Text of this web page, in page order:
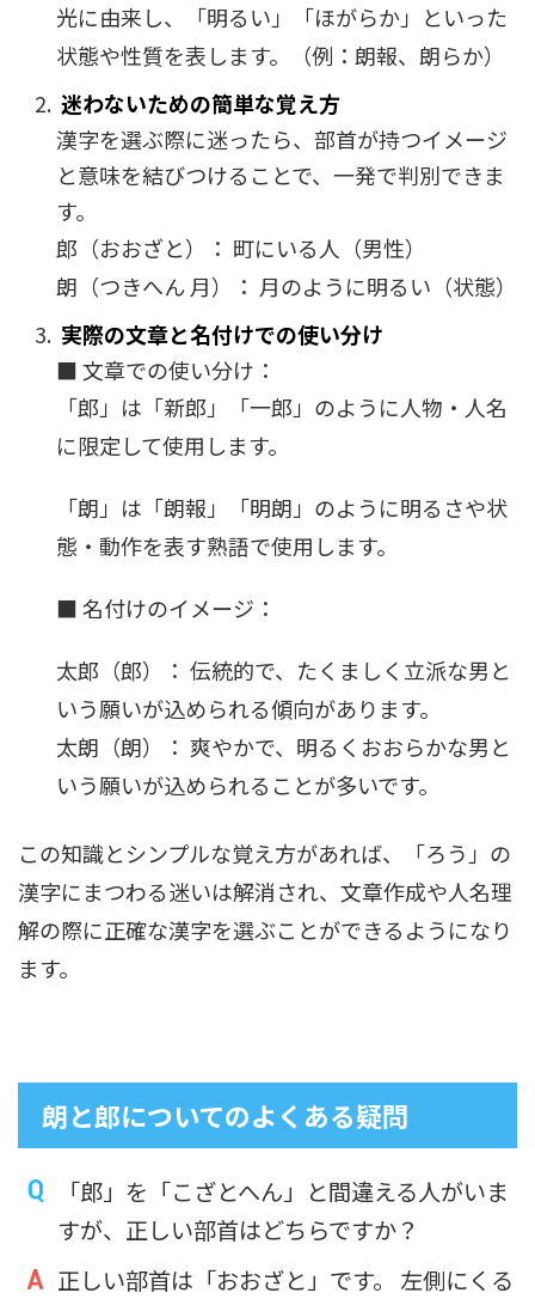
光に由来し、「明るい」「ほがらか」といった
状態や性質を表します。（例：朗報、朗らか）
迷わないための簡単な覚え方
漢字を選ぶ際に迷ったら、部首が持つイメージ
と意味を結びつけることで、一発で判別できま
す。
郎（おおざと）： 町にいる人（男性）
朗（つきへん 月）： 月のように明るい（状態）
実際の文章と名付けでの使い分け
■ 文章での使い分け：
「郎」は「新郎」「一郎」のように人物・人名
に限定して使用します。
「朗」は「朗報」「明朗」のように明るさや状
態・動作を表す熟語で使用します。
■ 名付けのイメージ：
太郎（郎）： 伝統的で、たくましく立派な男と
いう願いが込められる傾向があります。
太朗（朗）： 爽やかで、明るくおおらかな男と
いう願いが込められることが多いです。
この知識とシンプルな覚え方があれば、「ろう」の
漢字にまつわる迷いは解消され、文章作成や人名理
解の際に正確な漢字を選ぶことができるようになり
ます。
朗と郎についてのよくある疑問
「郎」を「こざとへん」と間違える人がいま
すが、正しい部首はどちらですか？
正しい部首は「おおざと」です。 左側にくる